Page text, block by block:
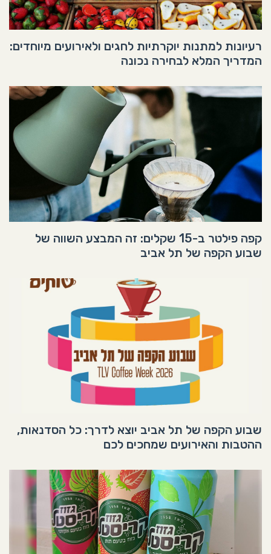
רעיונות למתנות יוקרתיות לחגים ולאירועים מיוחדים:
המדריך המלא לבחירה נכונה
קפה פילטר ב-15 שקלים: זה המבצע השווה של
שבוע הקפה של תל אביב
שבוע הקפה של תל אביב יוצא לדרך: כל הסדנאות,
ההטבות והאירועים שמחכים לכם